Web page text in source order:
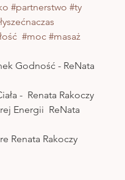
#partnerstwo #ty
#moc #masaż
Godność - ReNata
-  Renata Rakoczy
Energii  ReNata
Renata Rakoczy